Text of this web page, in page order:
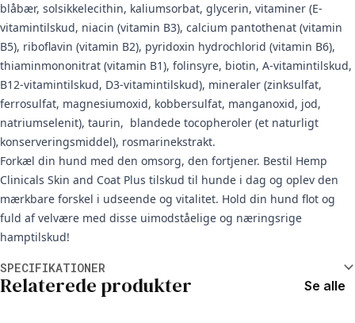
blåbær, solsikkelecithin, kaliumsorbat, glycerin, vitaminer (E-
vitamintilskud, niacin (vitamin B3), calcium pantothenat (vitamin
B5), riboflavin (vitamin B2), pyridoxin hydrochlorid (vitamin B6),
thiaminmononitrat (vitamin B1), folinsyre, biotin, A-vitamintilskud,
B12-vitamintilskud, D3-vitamintilskud), mineraler (zinksulfat,
ferrosulfat, magnesiumoxid, kobbersulfat, manganoxid, jod,
natriumselenit), taurin, blandede tocopheroler (et naturligt
konserveringsmiddel), rosmarinekstrakt.
Forkæl din hund med den omsorg, den fortjener. Bestil Hemp
Clinicals Skin and Coat Plus tilskud til hunde i dag og oplev den
mærkbare forskel i udseende og vitalitet. Hold din hund flot og
fuld af velvære med disse uimodståelige og næringsrige
hamptilskud!
SPECIFIKATIONER
Relaterede produkter Se alle